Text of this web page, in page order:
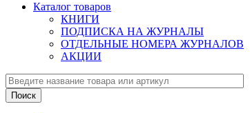
Каталог товаров
КНИГИ
ПОДПИСКА НА ЖУРНАЛЫ
ОТДЕЛЬНЫЕ НОМЕРА ЖУРНАЛОВ
АКЦИИ